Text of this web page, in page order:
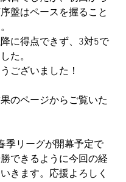
盤はペースを握ること
に得点できず、3対5で
た。
ございました！
のページからご覧いた
季リーグが開幕予定で
できるように今回の経
きます。応援よろしく